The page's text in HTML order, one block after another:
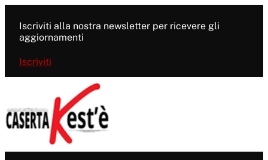
contenuto
Iscriviti alla nostra newsletter per ricevere gli
aggiornamenti
Iscriviti